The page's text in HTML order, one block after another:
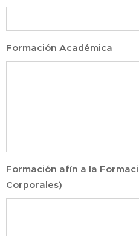
Formación Académica
Formación afín a la
Corporales)